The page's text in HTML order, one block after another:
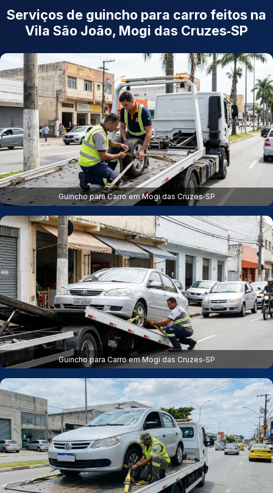
Serviços de guincho para carro feitos na
Vila São João, Mogi das Cruzes‑SP
Guincho para Carro em Mogi das Cruzes‑SP
Guincho para Carro em Mogi das Cruzes‑SP